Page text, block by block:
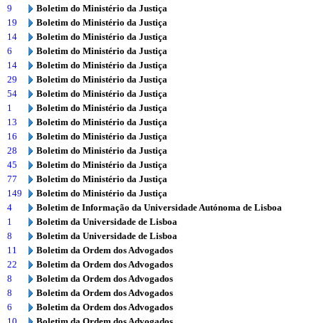
9
Boletim do Ministério da Justiça
19
Boletim do Ministério da Justiça
14
Boletim do Ministério da Justiça
6
Boletim do Ministério da Justiça
14
Boletim do Ministério da Justiça
29
Boletim do Ministério da Justiça
54
Boletim do Ministério da Justiça
1
Boletim do Ministério da Justiça
13
Boletim do Ministério da Justiça
16
Boletim do Ministério da Justiça
28
Boletim do Ministério da Justiça
45
Boletim do Ministério da Justiça
77
Boletim do Ministério da Justiça
149
Boletim do Ministério da Justiça
4
Boletim de Informação da Universidade Autónoma de Lisboa
1
Boletim da Universidade de Lisboa
8
Boletim da Universidade de Lisboa
11
Boletim da Ordem dos Advogados
22
Boletim da Ordem dos Advogados
8
Boletim da Ordem dos Advogados
8
Boletim da Ordem dos Advogados
6
Boletim da Ordem dos Advogados